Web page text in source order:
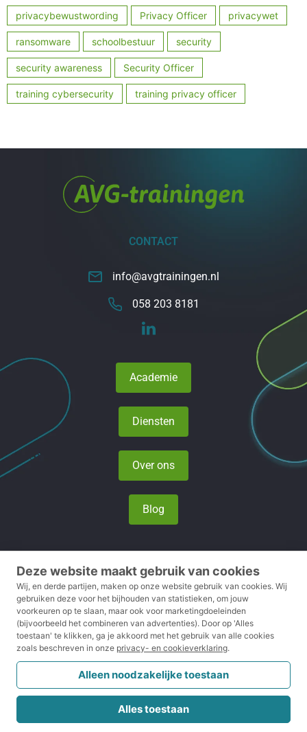
Deze website maakt gebruik van cookies
Wij, en derde partijen, maken op onze website gebruik van cookies. Wij
gebruiken deze voor het bijhouden van statistieken, om jouw
voorkeuren op te slaan, maar ook voor marketingdoeleinden
(bijvoorbeeld het combineren van advertenties). Door op 'Alles
toestaan' te klikken, ga je akkoord met het gebruik van alle cookies
zoals beschreven in onze privacy- en cookieverklaring.
Alleen noodzakelijke toestaan
Alles toestaan
privacybewustwording Privacy Officer privacywet
ransomware schoolbestuur security
security awareness Security Officer
training cybersecurity training privacy officer
CONTACT
058 203 8181
info@avgtrainingen.nl
Academie
Diensten
Over ons
Blog
Privacy- en cookieverklaring
Voorwaarden
Disclaimer
Klachtenreglement
CRKBO